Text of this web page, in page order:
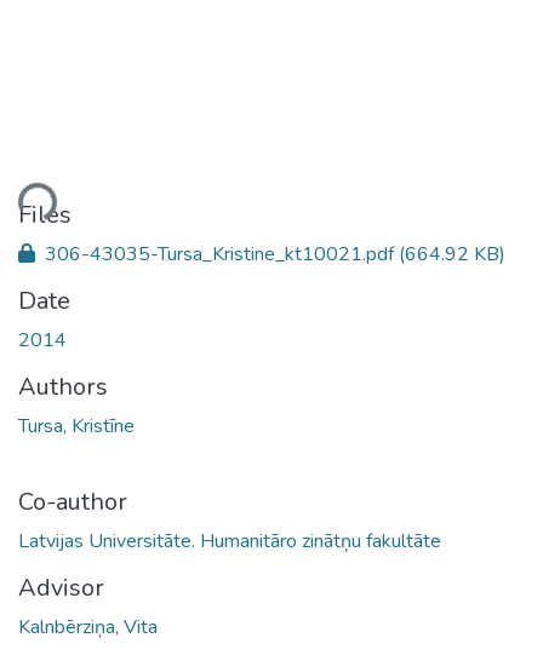
Files
306-43035-Tursa_Kristine_kt10021.pdf(664.92 KB)
Date
2014
Authors
Tursa, Kristīne
Co-author
Latvijas Universitāte. Humanitāro zinātņu fakultāte
Advisor
Kalnbērziņa, Vita